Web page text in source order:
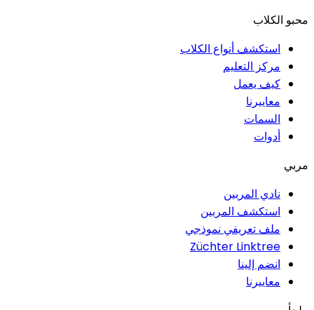
محبو الكلاب
استكشف أنواع الكلاب
مركز التعليم
كيف يعمل
معاييرنا
السمات
أدوات
مربي
نادي المربين
استكشف المربين
ملف تعريفي نموذجي
Züchter Linktree
انضم إلينا
معاييرنا